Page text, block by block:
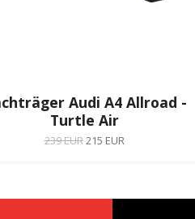
Audi A4 Allroad -
Turtle Air
239 EUR215 EUR